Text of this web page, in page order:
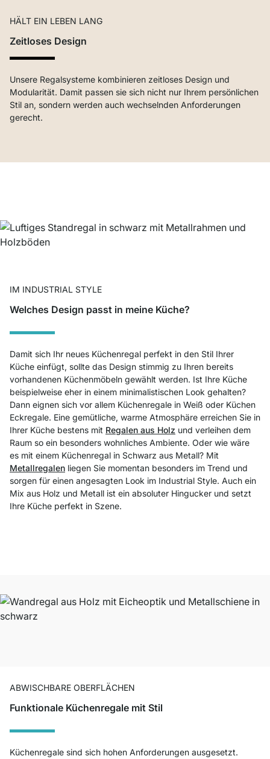
HÄLT EIN LEBEN LANG
Zeitloses Design
Unsere Regalsysteme kombinieren zeitloses Design und
Modularität. Damit passen sie sich nicht nur Ihrem persönlichen
Stil an, sondern werden auch wechselnden Anforderungen
gerecht.
IM INDUSTRIAL STYLE
Welches Design passt in meine Küche?
Damit sich Ihr neues Küchenregal perfekt in den Stil Ihrer
Küche einfügt, sollte das Design stimmig zu Ihren bereits
vorhandenen Küchenmöbeln gewählt werden. Ist Ihre Küche
beispielweise eher in einem minimalistischen Look gehalten?
Dann eignen sich vor allem Küchenregale in Weiß oder Küchen
Eckregale. Eine gemütliche, warme Atmosphäre erreichen Sie in
Ihrer Küche bestens mit Regalen aus Holz und verleihen dem
Raum so ein besonders wohnliches Ambiente. Oder wie wäre
es mit einem Küchenregal in Schwarz aus Metall? Mit
Metallregalen liegen Sie momentan besonders im Trend und
sorgen für einen angesagten Look im Industrial Style. Auch ein
Mix aus Holz und Metall ist ein absoluter Hingucker und setzt
Ihre Küche perfekt in Szene.
ABWISCHBARE OBERFLÄCHEN
Funktionale Küchenregale mit Stil
Küchenregale sind sich hohen Anforderungen ausgesetzt.